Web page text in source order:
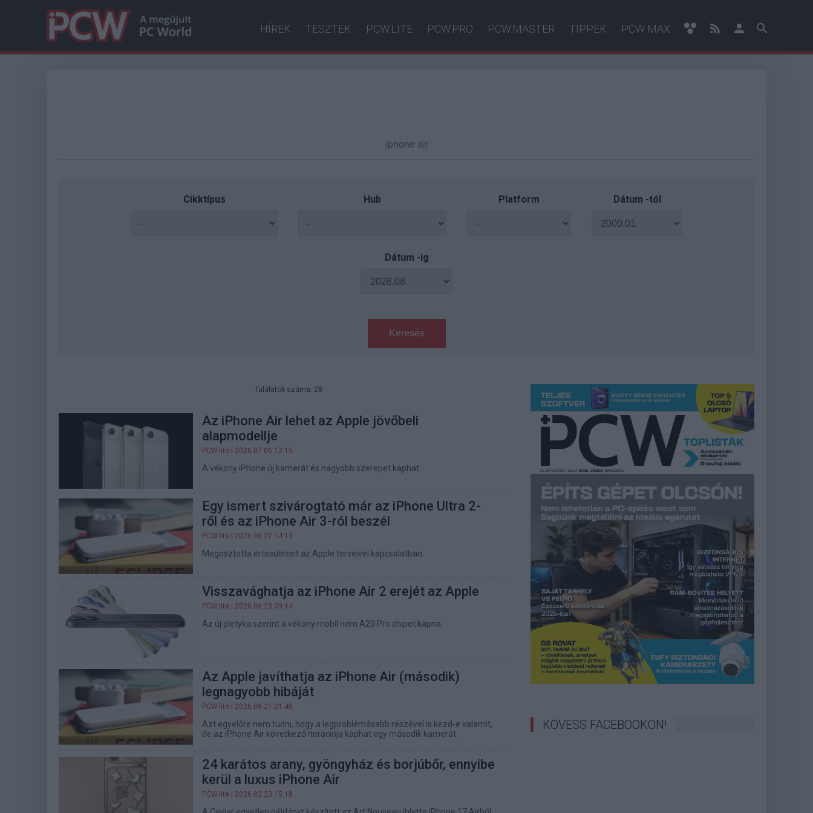
HÍREK TESZTEK PCW.LITE PCW.PRO PCW.MASTER TIPPEK PCW MAX
Cikktípus Hub Platform Dátum -tól
Dátum -ig
Keresés
Találatok száma: 28
Az iPhone Air lehet az Apple jövőbeli
alapmodellje
PCW.lite | 2026.07.06 12:15
A vékony iPhone új kamerát és nagyobb szerepet kaphat.
Egy ismert szivárogtató már az iPhone Ultra 2-
ről és az iPhone Air 3-ról beszél
PCW.lite | 2026.06.27 14:13
Megosztotta értesüléseit az Apple terveivel kapcsolatban.
Visszavághatja az iPhone Air 2 erejét az Apple
PCW.lite | 2026.06.23 09:14
Az új pletyka szerint a vékony mobil nem A20 Pro chipet kapna.
Az Apple javíthatja az iPhone Air (második)
legnagyobb hibáját
PCW.lite | 2026.06.21 21:45
Azt egyelőre nem tudni, hogy a legproblémásabb részével is kezd-e valamit,
de az iPhone Air következő iterációja kaphat egy második kamerát.
24 karátos arany, gyöngyház és borjúbőr, ennyibe
kerül a luxus iPhone Air
PCW.lite | 2026.02.23 15:18
KÖVESS FACEBOOKON!